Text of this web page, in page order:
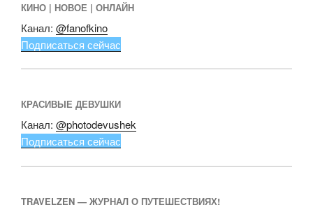
КИНО | НОВОЕ | ОНЛАЙН
Канал: @fanofkino
Подписаться сейчас
КРАСИВЫЕ ДЕВУШКИ
Канал: @photodevushek
Подписаться сейчас
TRAVELZEN — ЖУРНАЛ О ПУТЕШЕСТВИЯХ!